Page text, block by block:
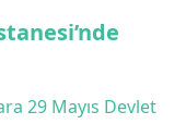
29 Mayıs Devlet